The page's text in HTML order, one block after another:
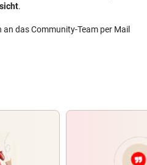
.
an das Community-Team per Mail